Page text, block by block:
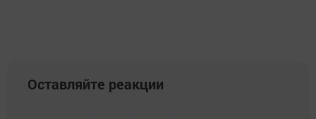
Оставляйте реакции